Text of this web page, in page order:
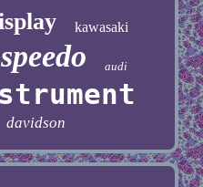
kawasaki
speedo audi
davidson